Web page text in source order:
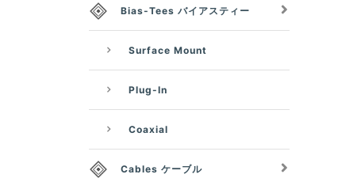
Bias-Tees バイアスティー
Surface Mount
Plug-In
Coaxial
Cables ケーブル